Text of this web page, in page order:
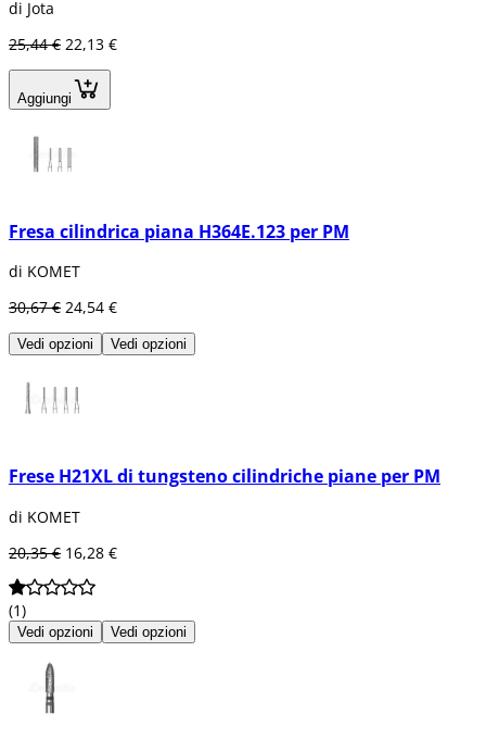
di Jota
25,44 € 22,13 €
Aggiungi
Fresa cilindrica piana H364E.123 per PM
di KOMET
30,67 € 24,54 €
Vedi opzioni Vedi opzioni
Frese H21XL di tungsteno cilindriche piane per PM
di KOMET
20,35 € 16,28 €
(1)
Vedi opzioni Vedi opzioni